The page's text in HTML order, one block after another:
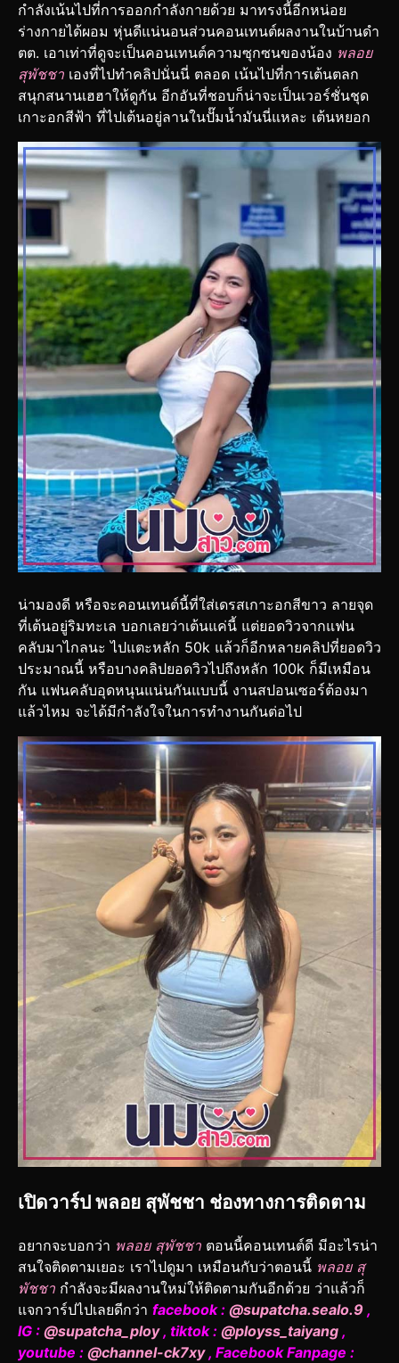
กำลังเน้นไปที่การออกกำลังกายด้วย มาทรงนี้อีกหน่อย
ร่างกายได้ผอม หุ่นดีแน่นอนส่วนคอนเทนต์ผลงานในบ้านดำ
ตต. เอาเท่าที่ดูจะเป็นคอนเทนต์ความซุกซนของน้อง พลอย
สุพัชชา เองที่ไปทำคลิปนั่นนี่ ตลอด เน้นไปที่การเต้นตลก
สนุกสนานเฮฮาให้ดูกัน อีกอันที่ชอบก็น่าจะเป็นเวอร์ชั่นชุด
เกาะอกสีฟ้า ที่ไปเต้นอยู่ลานในปั๊มน้ำมันนี่แหละ เต้นหยอก
น่ามองดี หรือจะคอนเทนต์นี้ที่ใส่เดรสเกาะอกสีขาว ลายจุด
ที่เต้นอยู่ริมทะเล บอกเลยว่าเต้นแค่นี้ แต่ยอดวิวจากแฟน
คลับมาไกลนะ ไปแตะหลัก 50k แล้วก็อีกหลายคลิปที่ยอดวิว
ประมาณนี้ หรือบางคลิปยอดวิวไปถึงหลัก 100k ก็มีเหมือน
กัน แฟนคลับอุดหนุนแน่นกันแบบนี้ งานสปอนเซอร์ต้องมา
แล้วไหม จะได้มีกำลังใจในการทำงานกันต่อไป
เปิดวาร์ป พลอย สุพัชชา ช่องทางการติดตาม
อยากจะบอกว่า พลอย สุพัชชา ตอนนี้คอนเทนต์ดี มีอะไรน่า
สนใจติดตามเยอะ เราไปดูมา เหมือนกับว่าตอนนี้ พลอย สุ
พัชชา กำลังจะมีผลงานใหม่ให้ติดตามกันอีกด้วย ว่าแล้วก็
แจกวาร์ปไปเลยดีกว่า facebook : @supatcha.sealo.9 ,
IG : @supatcha_ploy, tiktok : @ployss_taiyang ,
youtube : @channel-ck7xy, Facebook Fanpage :